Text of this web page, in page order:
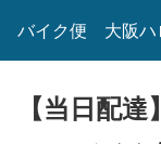
バイク便 大阪ハ
【当日配